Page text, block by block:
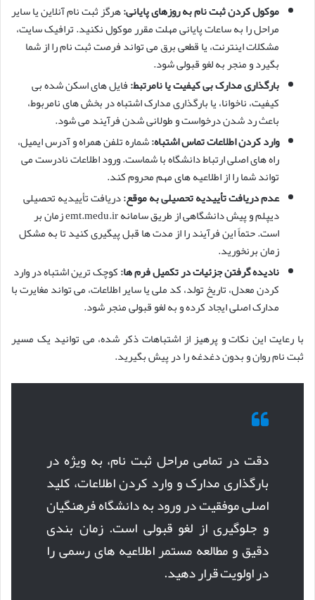
موکول کردن ثبت نام به روزهای پایانی:هرگز ثبت نام آنلاین یا سایر
مراحل را به ساعات پایانی مهلت مقرر موکول نکنید. ترافیک سایت،
مشکلات اینترنت، یا قطعی برق می تواند فرصت ثبت نام را از شما
بگیرد و منجر به لغو قبولی شود.
بارگذاری مدارک بی کیفیت یا نامرتبط:فایل های اسکن شده بی
کیفیت، ناخوانا، یا بارگذاری مدارک اشتباه در بخش های نامربوط،
باعث رد شدن درخواست و طولانی شدن فرآیند می شود.
وارد کردن اطلاعات تماس اشتباه:شماره تلفن همراه و آدرس ایمیل،
راه های اصلی ارتباط دانشگاه با شماست. ورود اطلاعات نادرست می
تواند شما را از اطلاعیه های مهم محروم کند.
عدم دریافت تأییدیه تحصیلی به موقع:دریافت تأییدیه تحصیلی
دیپلم و پیش دانشگاهی از طریق سامانه emt.medu.ir زمان بر
است. حتماً این فرآیند را از مدت ها قبل پیگیری کنید تا به مشکل
زمان برنخورید.
نادیده گرفتن جزئیات در تکمیل فرم ها:کوچک ترین اشتباه در وارد
کردن معدل، تاریخ تولد، کد ملی یا سایر اطلاعات، می تواند مغایرت با
مدارک اصلی ایجاد کرده و به لغو قبولی منجر شود.
با رعایت این نکات و پرهیز از اشتباهات ذکر شده، می توانید یک مسیر
ثبت نام روان و بدون دغدغه را در پیش بگیرید.
دقت در تمامی مراحل ثبت نام، به ویژه در
بارگذاری مدارک و وارد کردن اطلاعات، کلید
اصلی موفقیت در ورود به دانشگاه فرهنگیان
و جلوگیری از لغو قبولی است. زمان بندی
دقیق و مطالعه مستمر اطلاعیه های رسمی را
در اولویت قرار دهید.